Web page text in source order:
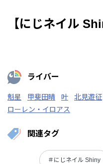
【にじネイル
ライバー
魁星 甲斐田晴 叶 北見遊征
ローレン・イロアス
関連タグ
＃にじネイル Shiny